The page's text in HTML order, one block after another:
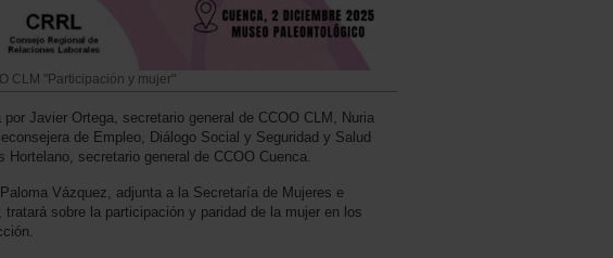
CLM "Participación y mujer"
por Javier Ortega, secretario general de CCOO CLM, Nuria
de Empleo, Diálogo Social y Seguridad y Salud
Hortelano, secretario general de CCOO Cuenca.
Vázquez, adjunta a la Secretaría de Mujeres e
tratará sobre la participación y paridad de la mujer en los